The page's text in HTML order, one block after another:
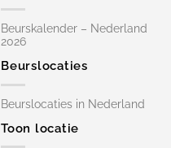
Beurskalender – Nederland
2026
Beurslocaties
Beurslocaties in Nederland
Toon locatie